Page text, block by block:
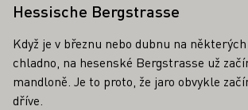
Hessische Bergstrasse
Když je v březnu nebo dubnu na
chladno, na hesenské Bergstrasse už
mandloně. Je to proto, že jaro obvykle
dříve.